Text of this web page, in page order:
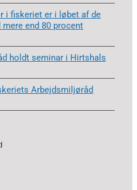
i fiskeriet er i løbet af de
end 80 procent
holdt seminar i Hirtshals
Arbejdsmiljøråd